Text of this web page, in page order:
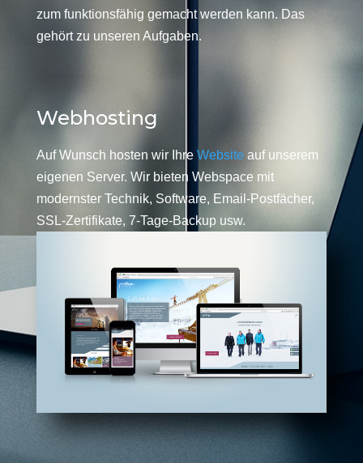
zum funktionsfähig gemacht werden kann. Das
gehört zu unseren Aufgaben.
Webhosting
Auf Wunsch hosten wir Ihre Website auf unserem
eigenen Server. Wir bieten Webspace mit
modernster Technik, Software, Email-Postfächer,
SSL-Zertifikate, 7-Tage-Backup usw.